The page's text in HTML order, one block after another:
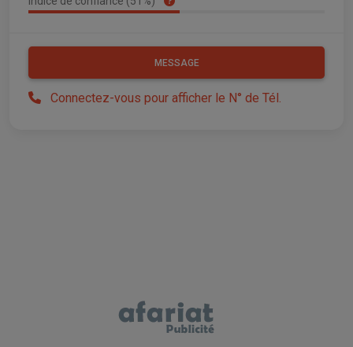
MESSAGE
Connectez-vous pour afficher le N° de Tél.